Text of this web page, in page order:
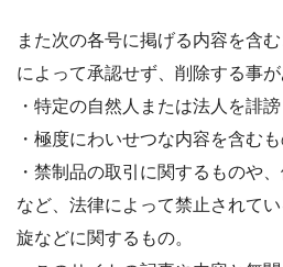
また次の各号に掲げる内容を含
によって承認せず、削除する事が
・特定の自然人または法人を誹
・極度にわいせつな内容を含むも
・禁制品の取引に関するものや
など、法律によって禁止されて
旋などに関するもの。